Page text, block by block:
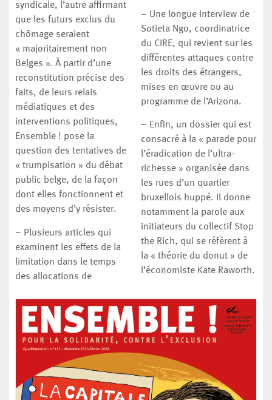
syndicale, l’autre affirmant
que les futurs exclus du
chômage seraient
« majoritairement non
Belges ». À partir d’une
reconstitution précise des
faits, de leurs relais
médiatiques et des
interventions politiques,
Ensemble ! pose la
question des tentatives de
« trumpisation » du débat
public belge, de la façon
dont elles fonctionnent et
des moyens d’y résister.
– Plusieurs articles qui
examinent les effets de la
limitation dans le temps
des allocations de
– Une longue interview de
Sotieta Ngo, coordinatrice
du CIRE, qui revient sur les
différentes attaques contre
les droits des étrangers,
mises en œuvre ou au
programme de l’Arizona.
– Enfin, un dossier qui est
consacré à la « parade pour
l’éradication de l’ultra-
richesse » organisée dans
les rues d’un quartier
bruxellois huppé. Il donne
notamment la parole aux
initiateurs du collectif Stop
the Rich, qui se réfèrent à
la « théorie du donut » de
l’économiste Kate Raworth.